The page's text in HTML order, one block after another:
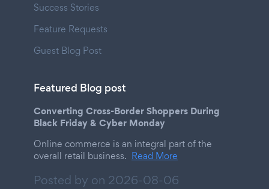
Success Stories
Feature Requests
Guest Blog Post
Featured Blog post
Converting Cross-Border Shoppers During
Black Friday & Cyber Monday
Online commerce is an integral part of the
overall retail business. Read More
Posted by on 2026-08-06